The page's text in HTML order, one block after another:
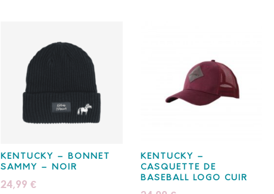
KENTUCKY – BONNET
SAMMY – NOIR
24,99 €
KENTUCKY –
CASQUETTE DE
BASEBALL LOGO CUIR